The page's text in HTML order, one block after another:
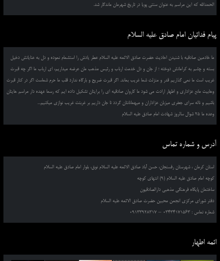
الحمدالله که این مراسم به عنوان سنتی پویا در تاریخ شهرمان ماندگار شد.
پیام فدائیان امام صادق علیه السلام
ما خادمین صادقیه با شنیدن احادیث حضرت صادق الائمه علیه السلام عطر یادش را استشمام نموده و دل به عنایاتش دخیل
بسته و چشم به کراماتش دوخته ؛ از جان و دل خدمت ارباب و رئیس مذهب مان عرضه میداریم، ای ارباب ما اگر چه قبرت
غریب است ما نمی گذاریم قدر و منزلت شما غریب بماند. اگر قبرت ضریح و بارگاه ندارد قلب ما حرم شماست اگر در کنار قبرت
وهابیت مانع عزاداری و اظهار ارادت می شود ما کاروان صادقیه ای را برایتان تشکیل داده ایم که رسما عهده دار مراسم هایتان
باشیم و ناله سرای جعفری میزبان عزاداران و میهمانانتان گردد تا جان داریم بر غربتت غریب نوازی میکنیم...
وعده ما 25 شوال سالروز شهادت امام صادق علیه السلام
آدرس و شماره تماس
استان کرمان ، شهرستان رفسنجان، حسن آباد صادق الائمه علیه السلام نوق، بلوار امام صادق علیه السلام
کوچه امام صادق علیه السلام (9) انتهای کوچه
ساختمان پایگاه فرهنگی مذهبی دارالصادقیون
دفتر شورای مرکزی انجمن محبین حضرت صادق الائمه علیه السلام
شماره تماس : 03434171563 – 09133928317
ائمه اطهار